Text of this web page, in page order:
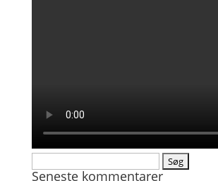
efter:
Seneste kommentarer